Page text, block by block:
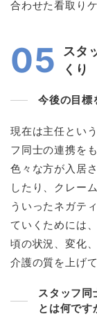
合わせた看取り
05
スタ
くり
今後の目標
現在は主任とい
フ同士の連携を
色々な方が入居
したり、クレー
ういったネガテ
ていくためには
頃の状況、変化
介護の質を上げ
スタッフ同
とは何です